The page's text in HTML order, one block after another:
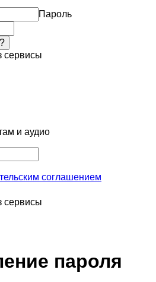
Пароль
сервисы
и аудио
соглашением
сервисы
пароля